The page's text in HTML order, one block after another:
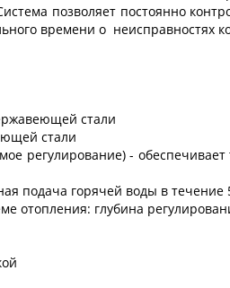
позволяет постоянно
времени о неисправностях
стали
стали
регулирование) -
подача горячей воды в течение
отопления: глубина